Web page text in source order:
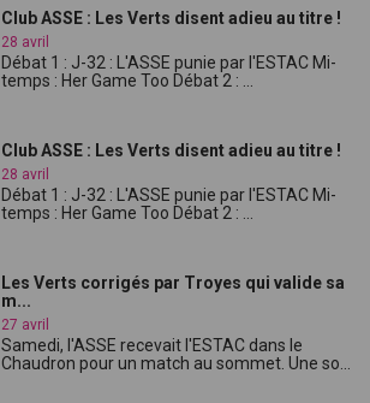
Club ASSE : Les Verts disent adieu au titre !
28 avril
Débat 1 : J-32 : L'ASSE punie par l'ESTAC Mi-
temps : Her Game Too Débat 2 : ...
Club ASSE : Les Verts disent adieu au titre !
28 avril
Débat 1 : J-32 : L'ASSE punie par l'ESTAC Mi-
temps : Her Game Too Débat 2 : ...
Les Verts corrigés par Troyes qui valide sa
m...
27 avril
Samedi, l'ASSE recevait l'ESTAC dans le
Chaudron pour un match au sommet. Une so...